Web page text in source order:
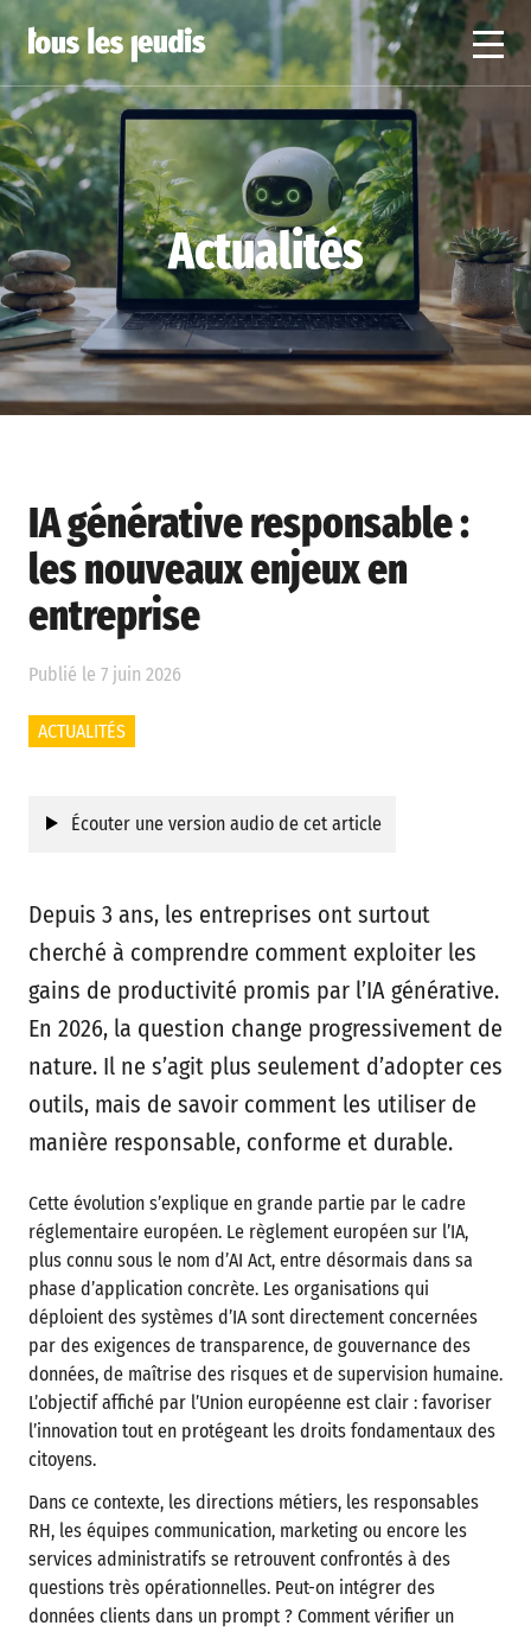
Actualités
IA générative responsable :
les nouveaux enjeux en
entreprise
Publié le 7 juin 2026
ACTUALITÉS
Écouter une version audio de cet article
Depuis 3 ans, les entreprises ont surtout
cherché à comprendre comment exploiter les
gains de productivité promis par l’IA générative.
En 2026, la question change progressivement de
nature. Il ne s’agit plus seulement d’adopter ces
outils, mais de savoir comment les utiliser de
manière responsable, conforme et durable.
Cette évolution s’explique en grande partie par le cadre
réglementaire européen. Le règlement européen sur l’IA,
plus connu sous le nom d’AI Act, entre désormais dans sa
phase d’application concrète. Les organisations qui
déploient des systèmes d’IA sont directement concernées
par des exigences de transparence, de gouvernance des
données, de maîtrise des risques et de supervision humaine.
L’objectif affiché par l’Union européenne est clair : favoriser
l’innovation tout en protégeant les droits fondamentaux des
citoyens.
Dans ce contexte, les directions métiers, les responsables
RH, les équipes communication, marketing ou encore les
services administratifs se retrouvent confrontés à des
questions très opérationnelles. Peut-on intégrer des
données clients dans un prompt ? Comment vérifier un